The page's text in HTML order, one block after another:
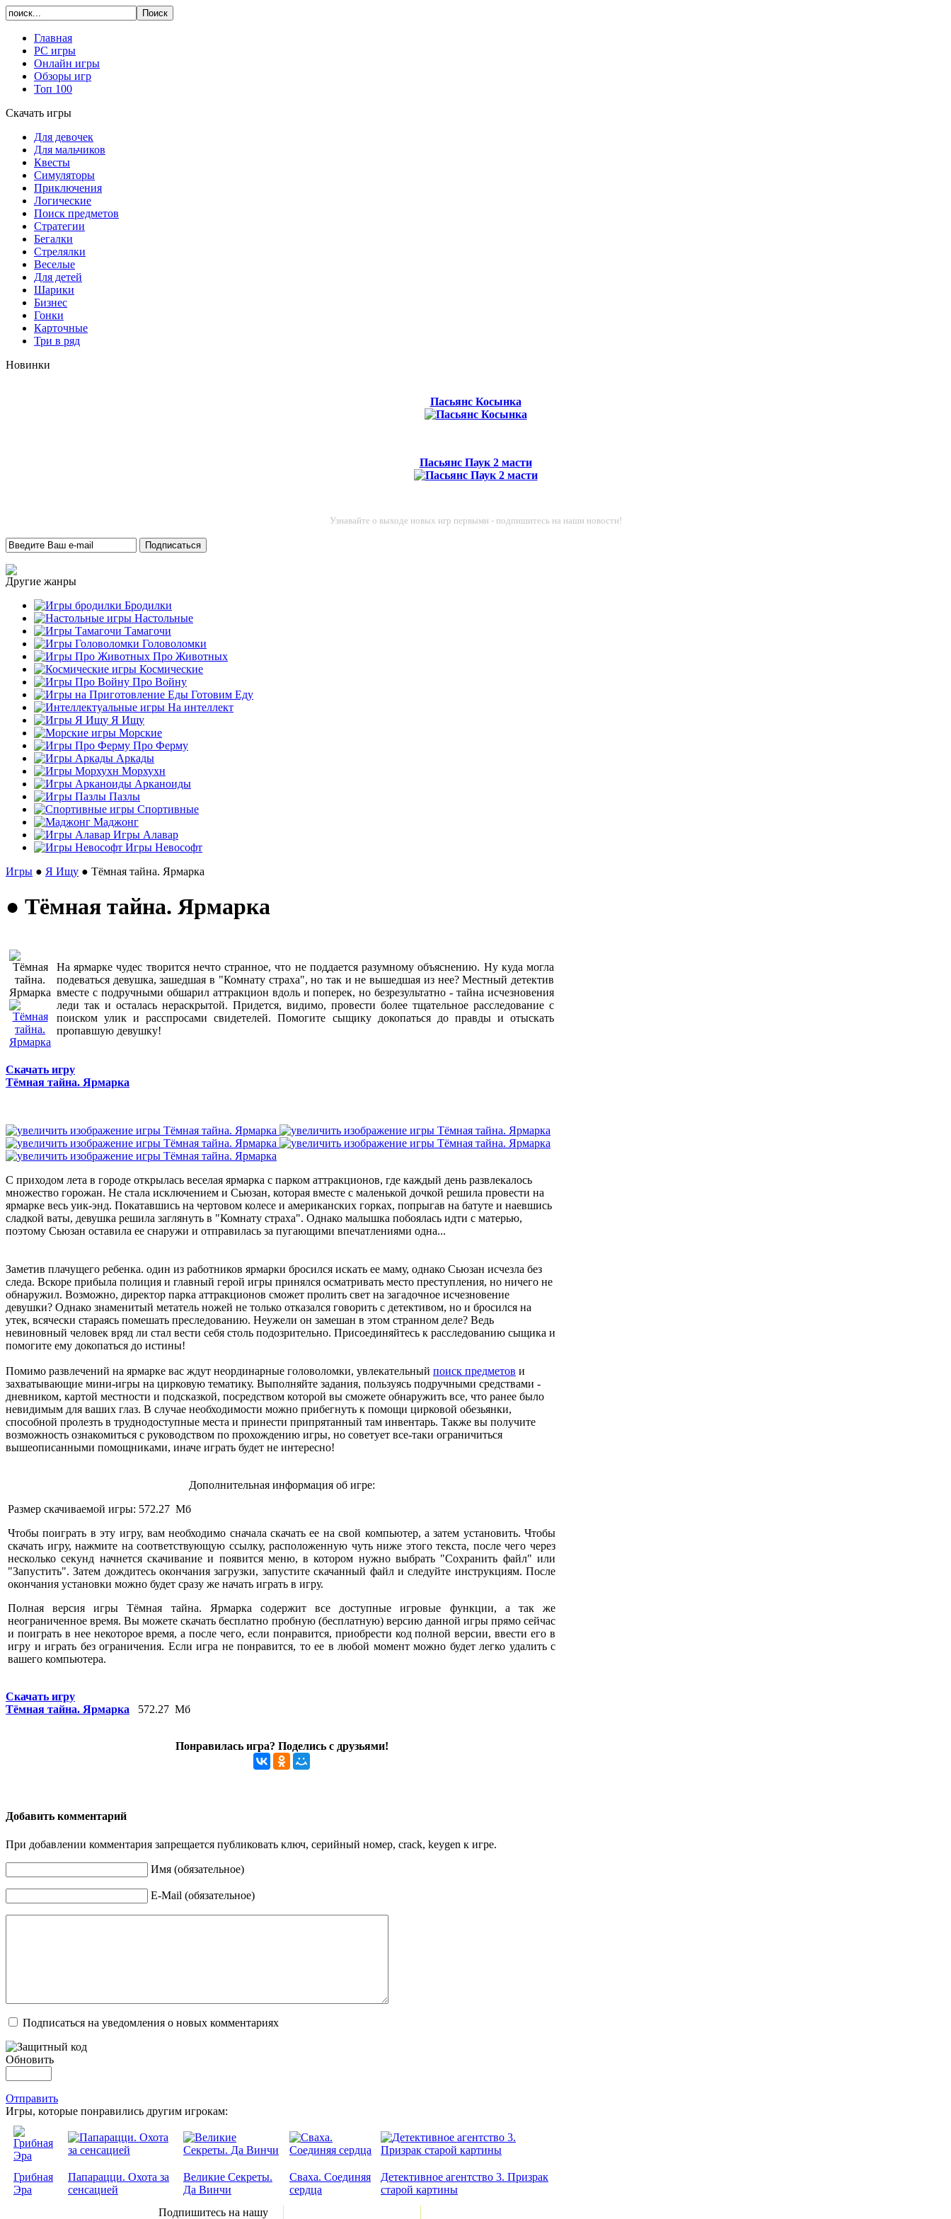
Главная
PC игры
Онлайн игры
Обзоры игр
Топ 100
Скачать игры
Для девочек
Для мальчиков
Квесты
Симуляторы
Приключения
Логические
Поиск предметов
Стратегии
Бегалки
Стрелялки
Веселые
Для детей
Шарики
Бизнес
Гонки
Карточные
Три в ряд
Новинки
Пасьянс Косынка
Пасьянс Паук 2 масти
Узнавайте о выходе новых игр первыми - подпишитесь на наши новости!
Другие жанры
Бродилки
Настольные
Тамагочи
Головоломки
Про Животных
Космические
Про Войну
Готовим Еду
На интеллект
Я Ищу
Морские
Про Ферму
Аркады
Морхухн
Арканоиды
Пазлы
Спортивные
Маджонг
Игры Алавар
Игры Невософт
Игры ● Я Ищу ● Тёмная тайна. Ярмарка
● Тёмная тайна. Ярмарка
На ярмарке чудес творится нечто странное, что не поддается разумному объяснению. Ну куда могла
подеваться девушка, зашедшая в "Комнату страха", но так и не вышедшая из нее? Местный детектив
вместе с подручными обшарил аттракцион вдоль и поперек, но безрезультатно - тайна исчезновения
леди так и осталась нераскрытой. Придется, видимо, провести более тщательное расследование с
поиском улик и расспросами свидетелей. Помогите сыщику докопаться до правды и отыскать
пропавшую девушку!
Скачать игру
Тёмная тайна. Ярмарка
С приходом лета в городе открылась веселая ярмарка с парком аттракционов, где каждый день развлекалось
множество горожан. Не стала исключением и Сьюзан, которая вместе с маленькой дочкой решила провести на
ярмарке весь уик-энд. Покатавшись на чертовом колесе и американских горках, попрыгав на батуте и наевшись
сладкой ваты, девушка решила заглянуть в "Комнату страха". Однако малышка побоялась идти с матерью,
поэтому Сьюзан оставила ее снаружи и отправилась за пугающими впечатлениями одна...
Заметив плачущего ребенка. один из работников ярмарки бросился искать ее маму, однако Сьюзан исчезла без
следа. Вскоре прибыла полиция и главный герой игры принялся осматривать место преступления, но ничего не
обнаружил. Возможно, директор парка аттракционов сможет пролить свет на загадочное исчезновение
девушки? Однако знаменитый метатель ножей не только отказался говорить с детективом, но и бросился на
утек, всячески стараясь помешать преследованию. Неужели он замешан в этом странном деле? Ведь
невиновный человек вряд ли стал вести себя столь подозрительно. Присоединяйтесь к расследованию сыщика и
помогите ему докопаться до истины!
Помимо развлечений на ярмарке вас ждут неординарные головоломки, увлекательный поиск предметов и
захватывающие мини-игры на цирковую тематику. Выполняйте задания, пользуясь подручными средствами -
дневником, картой местности и подсказкой, посредством которой вы сможете обнаружить все, что ранее было
невидимым для ваших глаз. В случае необходимости можно прибегнуть к помощи цирковой обезьянки,
способной пролезть в труднодоступные места и принести припрятанный там инвентарь. Также вы получите
возможность ознакомиться с руководством по прохождению игры, но советует все-таки ограничиться
вышеописанными помощниками, иначе играть будет не интересно!
Дополнительная информация об игре:
Размер скачиваемой игры: 572.27 Мб
Чтобы поиграть в эту игру, вам необходимо сначала скачать ее на свой компьютер, а затем установить. Чтобы
скачать игру, нажмите на соответствующую ссылку, расположенную чуть ниже этого текста, после чего через
несколько секунд начнется скачивание и появится меню, в котором нужно выбрать "Сохранить файл" или
"Запустить". Затем дождитесь окончания загрузки, запустите скачанный файл и следуйте инструкциям. После
окончания установки можно будет сразу же начать играть в игру.
Полная версия игры Тёмная тайна. Ярмарка содержит все доступные игровые функции, а так же
неограниченное время. Вы можете скачать бесплатно пробную (бесплатную) версию данной игры прямо сейчас
и поиграть в нее некоторое время, а после чего, если понравится, приобрести код полной версии, ввести его в
игру и играть без ограничения. Если игра не понравится, то ее в любой момент можно будет легко удалить с
вашего компьютера.
Скачать игру
Тёмная тайна. Ярмарка 572.27 Мб
Понравилась игра? Поделись с друзьями!
Добавить комментарий
При добавлении комментария запрещается публиковать ключ, серийный номер, crack, keygen к игре.
Имя (обязательное)
E-Mail (обязательное)
Подписаться на уведомления о новых комментариях
Обновить
Отправить
Игры, которые понравились другим игрокам:
Грибная
Эра
Папарацци. Охота за
сенсацией
Великие Секреты.
Да Винчи
Сваха. Соединяя
сердца
Детективное агентство 3. Призрак
старой картины
Подпишитесь на нашу